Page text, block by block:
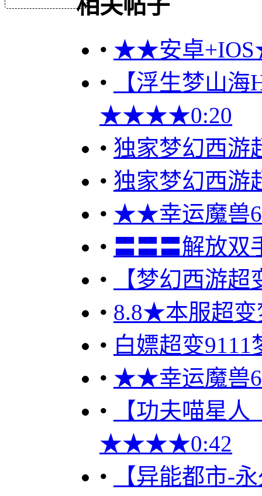
相关帖子
• ★★安卓
•
【浮生梦山
★★★★0:20
• 独家梦幻西游
• 独家梦幻西游
• ★★幸运魔兽
• 〓〓〓解放双
•
【梦幻西游
• 8.8★本服超
• 白嫖超变9111
• ★★幸运魔兽
•
【功夫喵星
★★★★0:42
•
【异能都市-